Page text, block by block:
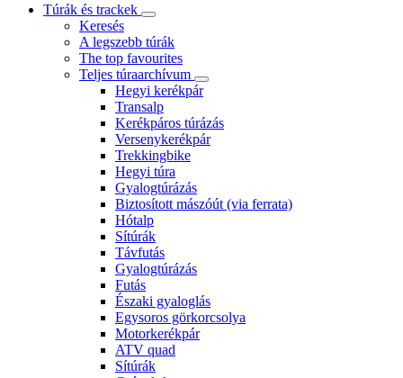
Túrák és trackek
Keresés
A legszebb túrák
The top favourites
Teljes túraarchívum
Hegyi kerékpár
Transalp
Kerékpáros túrázás
Versenykerékpár
Trekkingbike
Hegyi túra
Gyalogtúrázás
Biztosított mászóút (via ferrata)
Hótalp
Sítúrák
Távfutás
Gyalogtúrázás
Futás
Északi gyaloglás
Egysoros görkorcsolya
Motorkerékpár
ATV quad
Sítúrák